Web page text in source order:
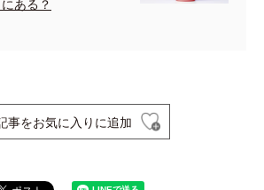
ある？
事をお気に入りに追加